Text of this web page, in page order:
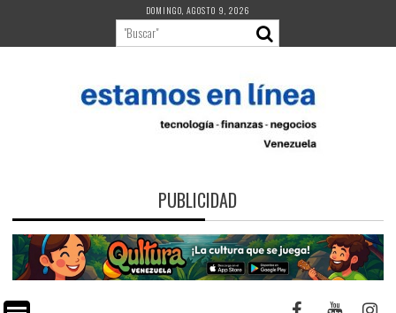
contenido
DOMINGO, AGOSTO 9, 2026
PUBLICIDAD